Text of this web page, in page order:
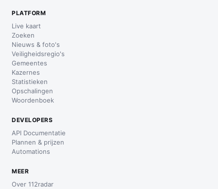
PLATFORM
Live kaart
Zoeken
Nieuws & foto's
Veiligheidsregio's
Gemeentes
Kazernes
Statistieken
Opschalingen
Woordenboek
DEVELOPERS
API Documentatie
Plannen & prijzen
Automations
MEER
Over 112radar